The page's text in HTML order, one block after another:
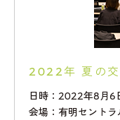
2022年 夏の
日時：2022年8月6
会場：有明セント